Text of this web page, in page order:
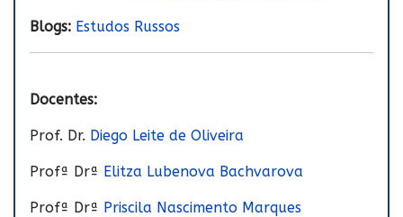
Blogs: Estudos Russos
Docentes:
Prof. Dr. Diego Leite de Oliveira
Profª Drª Elitza Lubenova Bachvarova
Profª Drª Priscila Nascimento Marques